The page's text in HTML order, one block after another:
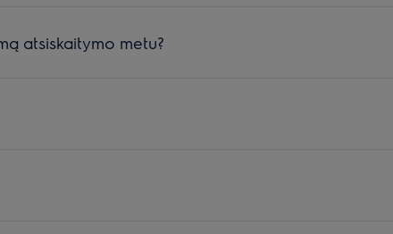
atsiskaitymo metu?